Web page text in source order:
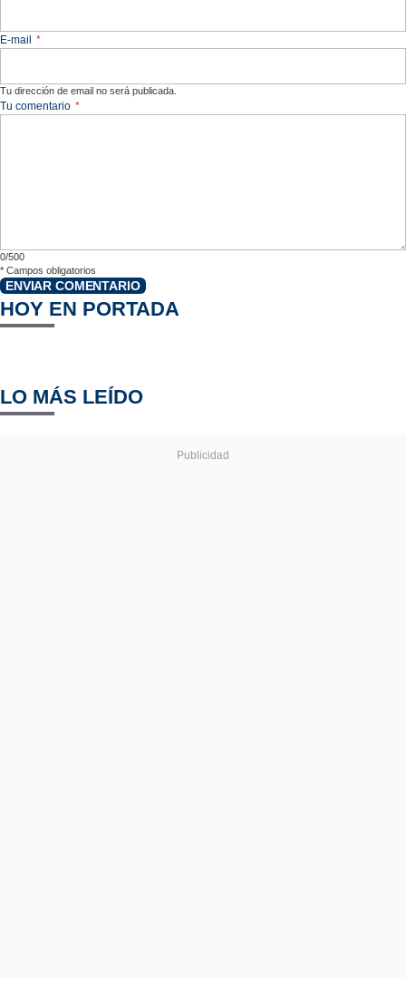
E-mail *
Tu dirección de email no será publicada.
Tu comentario *
0/500
* Campos obligatorios
ENVIAR COMENTARIO
HOY EN PORTADA
LO MÁS LEÍDO